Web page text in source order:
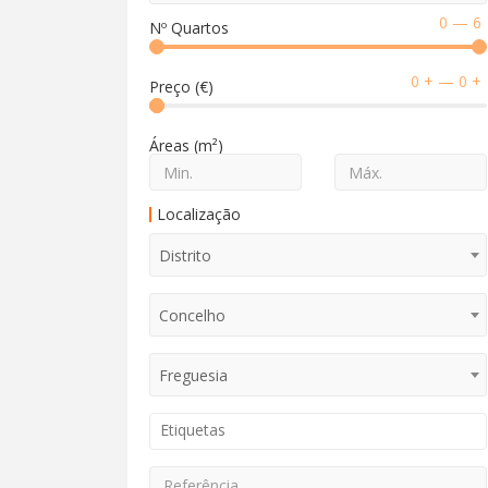
Nº Quartos 0 — 6
Preço (€) 0 + — 0 +
Áreas (m²)
Localização
Distrito
Concelho
Freguesia